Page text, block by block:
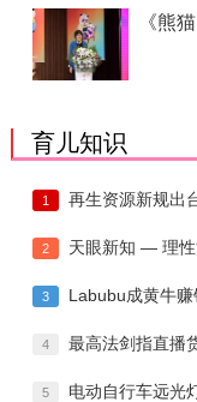
《熊
育儿知识
1 再生资源新规出
2 天眼新知 — 理
3 Labubu成黄牛
4 最高法剑指直播
5 电动自行车远光